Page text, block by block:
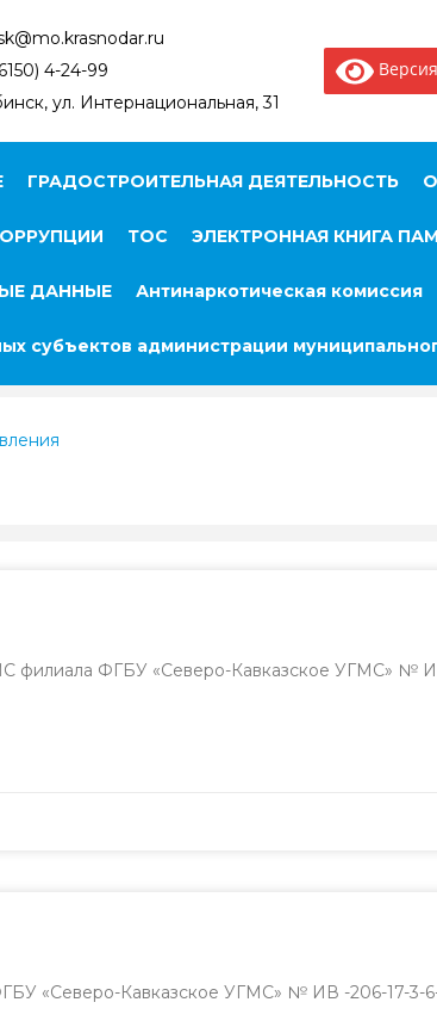
4-24-99
ул. Интернациональная, 31
ГРАДОСТРОИТЕЛЬНАЯ ДЕЯТЕЛЬНОСТЬ
ТОС ЭЛЕКТРОННАЯ КНИГА
ДАННЫЕ Антинаркотическая комиссия
субъектов администрации
филиала ФГБУ «Северо-Кавказское УГМС» №
«Северо-Кавказское УГМС» № ИВ -206-17-3-